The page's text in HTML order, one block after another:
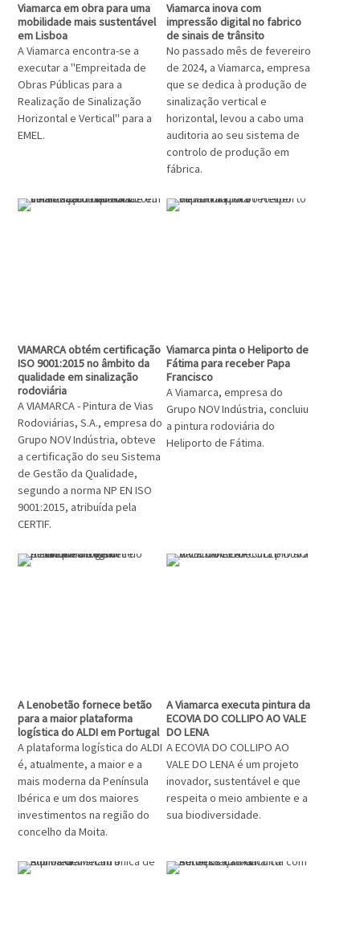
Viamarca em obra para uma
mobilidade mais sustentável
em Lisboa
A Viamarca encontra-se a
executar a "Empreitada de
Obras Públicas para a
Realização de Sinalização
Horizontal e Vertical" para a
EMEL.
Viamarca inova com
impressão digital no fabrico
de sinais de trânsito
No passado mês de fevereiro
de 2024, a Viamarca, empresa
que se dedica à produção de
sinalização vertical e
horizontal, levou a cabo uma
auditoria ao seu sistema de
controlo de produção em
fábrica.
VIAMARCA obtém certificação
ISO 9001:2015 no âmbito da
qualidade em sinalização
rodoviária
A VIAMARCA - Pintura de Vias
Rodoviárias, S.A., empresa do
Grupo NOV Indústria, obteve
a certificação do seu Sistema
de Gestão da Qualidade,
segundo a norma NP EN ISO
9001:2015, atribuída pela
CERTIF.
Viamarca pinta o Heliporto de
Fátima para receber Papa
Francisco
A Viamarca, empresa do
Grupo NOV Indústria, concluiu
a pintura rodoviária do
Heliporto de Fátima.
A Lenobetão fornece betão
para a maior plataforma
logística do ALDI em Portugal
A plataforma logística do ALDI
é, atualmente, a maior e a
mais moderna da Península
Ibérica e um dos maiores
investimentos na região do
concelho da Moita.
A Viamarca executa pintura da
ECOVIA DO COLLIPO AO VALE
DO LENA
A ECOVIA DO COLLIPO AO
VALE DO LENA é um projeto
inovador, sustentável e que
respeita o meio ambiente e a
sua biodiversidade.